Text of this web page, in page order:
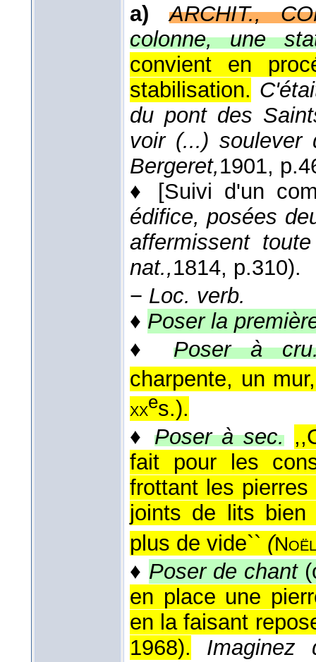
a)
ARCHIT.,
colonne, une
convient en
stabilisation.
du pont des
voir (...) soulever
Bergeret,1901,
♦
[Suivi d'un
édifice, posées
affermissent
nat.,1814, p.310).
− Loc. verb.
♦ Poser la
♦Poser à
charpente, un
xxes.).
♦ Poser à sec.
fait pour les
frottant les
joints de lits bien
plus de vide`` (Noël
♦ Poser de chant
en place une
en la faisant
1968).
Imaginez